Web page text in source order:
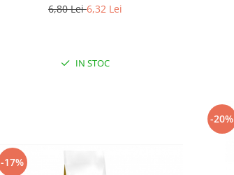
6,80 Lei6,32 Lei
IN STOC
-17%
-20%